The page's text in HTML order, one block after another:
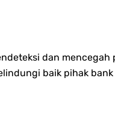
dan
baik pihak